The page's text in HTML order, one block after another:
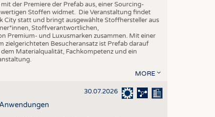
der Premiere der Prefab aus, einer Sourcing-
Stoffen widmet. Die Veranstaltung findet
City statt und bringt ausgewählte Stoffhersteller aus
Stoffverantwortlichen,
Premium- und Luxusmarken zusammen. Mit einer
zielgerichteten Besucheransatz ist Prefab darauf
Materialqualität, Fachkompetenz und ein
MORE
30.07.2026